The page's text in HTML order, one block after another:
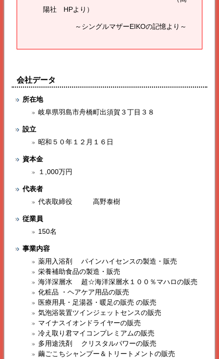
陽社 HPより）
～シングルマザーEIKOの記憶より～
会社データ
所在地
岐阜県羽島市舟橋町出須賀３丁目３８
設立
昭和５０年１２月１６日
資本金
１,000万円
代表者
代表取締役 高野泰樹
従業員
150名
事業内容
薬用入浴剤 パインハイセンスの製造・販売
栄養補助食品の製造・販売
海洋深層水 超☆海洋深層水１００％マハロの販売
化粧品 ・ヘアケア用品の販売
医療用具・足湯器・暖足の販売 の販売
気泡浴装置ツインジェットセンスの販売
マイナスイオンドライヤーの販売
冷え取り君マイコンプレミアムの販売
多用途洗剤 クリスタルパワーの販売
繭ごこちシャンプー＆トリートメントの販売